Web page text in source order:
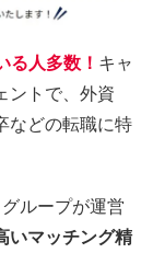
る人多数！ キャ
ントで、外資
などの転職に特
ループが運営
いマッチング精